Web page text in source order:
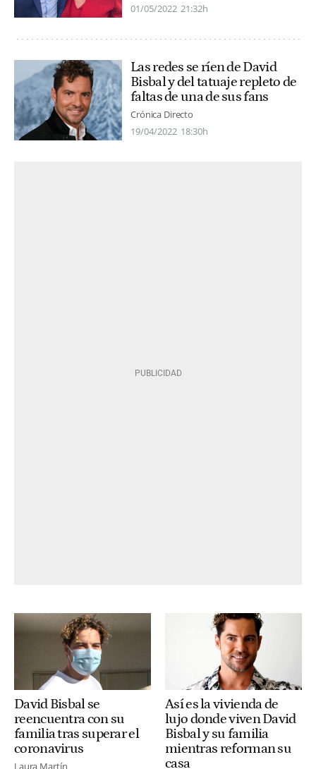
01/05/2022 21:32h
Las redes se ríen de David
Bisbal y del tatuaje repleto de
faltas de una de sus fans
Crónica Directo
19/04/2022 18:30h
David Bisbal se
reencuentra con su
familia tras superar el
coronavirus
Laura Martín
Así es la vivienda de
lujo donde viven David
Bisbal y su familia
mientras reforman su
casa